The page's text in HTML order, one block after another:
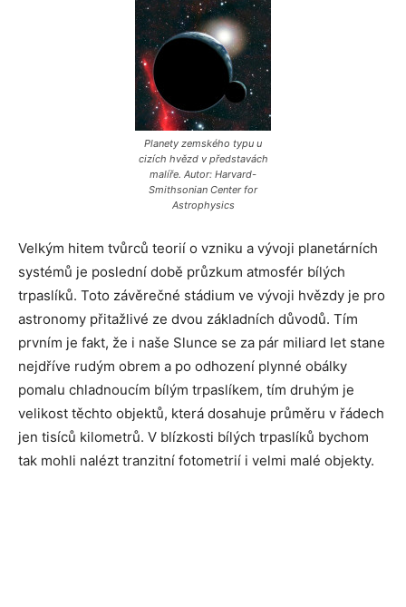
Planety zemského typu u
cizích hvězd v představách
malíře. Autor: Harvard-
Smithsonian Center for
Astrophysics
Velkým hitem tvůrců teorií o vzniku a vývoji planetárních
systémů je poslední době průzkum atmosfér bílých
trpaslíků. Toto závěrečné stádium ve vývoji hvězdy je pro
astronomy přitažlivé ze dvou základních důvodů. Tím
prvním je fakt, že i naše Slunce se za pár miliard let stane
nejdříve rudým obrem a po odhození plynné obálky
pomalu chladnoucím bílým trpaslíkem, tím druhým je
velikost těchto objektů, která dosahuje průměru v řádech
jen tisíců kilometrů. V blízkosti bílých trpaslíků bychom
tak mohli nalézt tranzitní fotometrií i velmi malé objekty.